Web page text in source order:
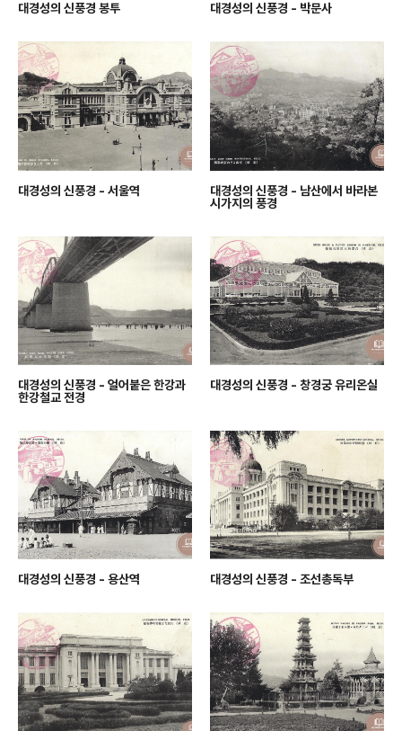
대경성의 신풍경 봉투 대경성의 신풍경 - 박문사
대경성의 신풍경 - 서울역
대경성의 신풍경 - 남산에서 바라본
시가지의 풍경
대경성의 신풍경 - 얼어붙은 한강과
한강철교 전경
대경성의 신풍경 - 창경궁 유리온실
대경성의 신풍경 - 용산역 대경성의 신풍경 - 조선총독부